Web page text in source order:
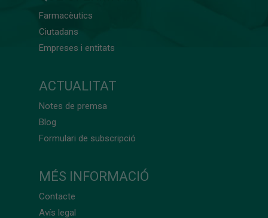
Farmacèutics
Ciutadans
Empreses i entitats
ACTUALITAT
Notes de premsa
Blog
Formulari de subscripció
MÉS INFORMACIÓ
Contacte
Avís legal